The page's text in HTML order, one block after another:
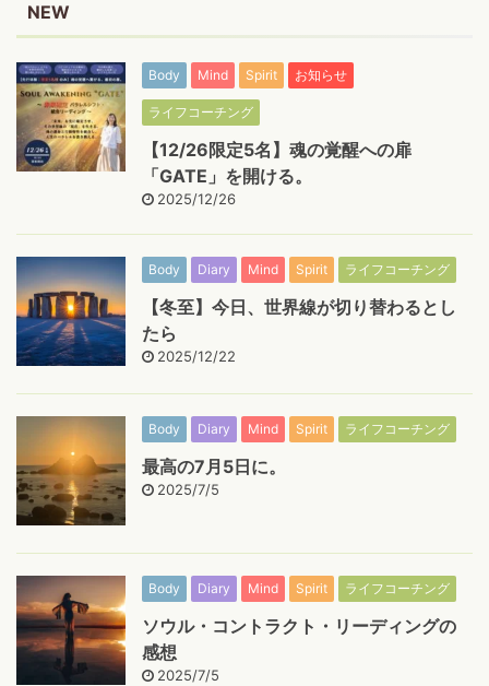
NEW
Body Mind Spirit お知らせ
ライフコーチング
【12/26限定5名】魂の覚醒への扉
「GATE」を開ける。
2025/12/26
Body Diary Mind Spirit ライフコーチング
【冬至】今日、世界線が切り替わるとし
たら
2025/12/22
Body Diary Mind Spirit ライフコーチング
最高の7月5日に。
2025/7/5
Body Diary Mind Spirit ライフコーチング
ソウル・コントラクト・リーディングの
感想
2025/7/5